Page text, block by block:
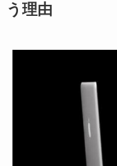
う理由